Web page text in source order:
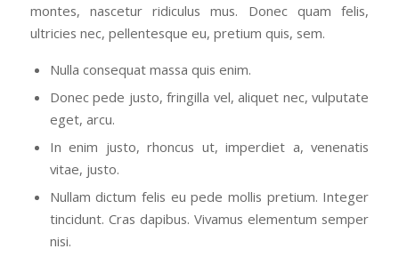
montes, nascetur ridiculus mus. Donec quam felis,
ultricies nec, pellentesque eu, pretium quis, sem.
Nulla consequat massa quis enim.
Donec pede justo, fringilla vel, aliquet nec, vulputate
eget, arcu.
In enim justo, rhoncus ut, imperdiet a, venenatis
vitae, justo.
Nullam dictum felis eu pede mollis pretium. Integer
tincidunt. Cras dapibus. Vivamus elementum semper
nisi.